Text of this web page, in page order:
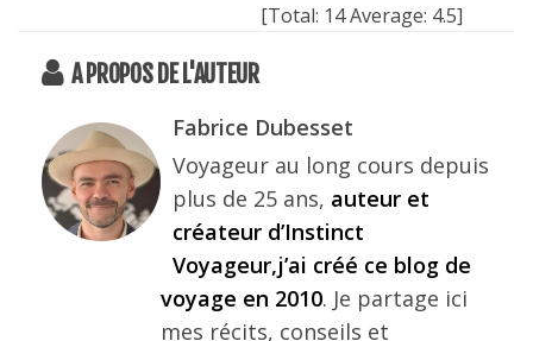
[Total: 14Average: 4.5]
A PROPOS DE L'AUTEUR
Fabrice Dubesset
Voyageur au long cours depuis
plus de 25 ans, auteur et
créateur d’Instinct
Voyageur,j’ai créé ce blog de
voyage en 2010. Je partage ici
mes récits, conseils et